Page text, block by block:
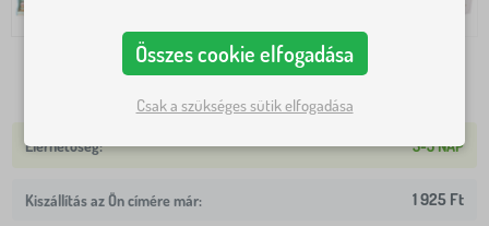
15 237 Ft
3-5 NAP
Kiszállítás az Ön címére már: 1 925 Ft
Összes cookie elfogadása
Csak a szükséges sütik elfogadása